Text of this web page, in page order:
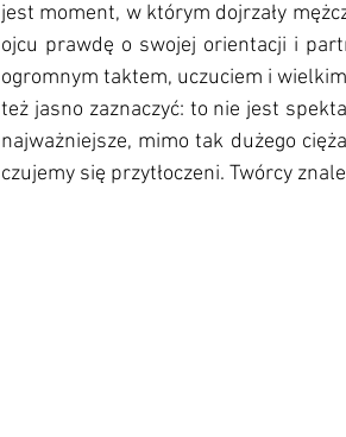
jest moment, w którym dojrzały
ojcu prawdę o swojej orientacji i
ogromnym taktem, uczuciem i
też jasno zaznaczyć: to nie jest
najważniejsze, mimo tak dużego
czujemy się przytłoczeni. Twórcy